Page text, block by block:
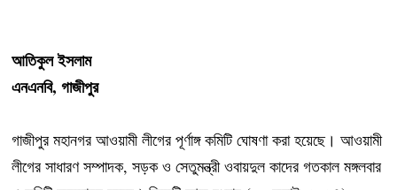
আতিকুল ইসলাম
এনএনবি, গাজীপুর
গাজীপুর মহানগর আওয়ামী লীগের পূর্ণাঙ্গ কমিটি ঘোষণা করা হয়েছে। আওয়ামী
লীগের সাধারণ সম্পাদক, সড়ক ও সেতুমন্ত্রী ওবায়দুল কাদের গতকাল মঙ্গলবার